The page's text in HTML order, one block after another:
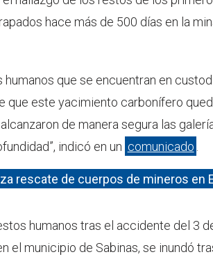
hace más de 500 días en la
que se encuentran en
que este yacimiento carbonífero
de manera segura las
indicó en un comunicado
rescate de cuerpos de mineros en
humanos tras el accidente del 3
el municipio de Sabinas, se inundó